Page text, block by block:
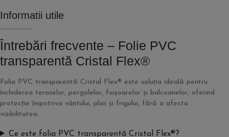
Informatii utile
Întrebări frecvente – Folie PVC
transparentă Cristal Flex®
Folia PVC transparentă Cristal Flex® este soluția ideală pentru
închiderea teraselor, pergolelor, foișoarelor și balcoanelor, oferind
protecție împotriva vântului, ploii și frigului, fără a afecta
vizibilitatea.
Ce este folia PVC transparentă Cristal Flex®?